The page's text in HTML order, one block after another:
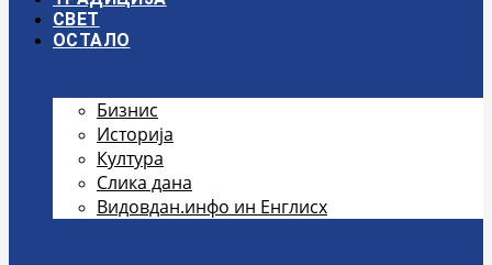
СВЕТ
ОСТАЛО
Бизнис
Историја
Култура
Слика дана
Видовдан.инфо ин Енглисх